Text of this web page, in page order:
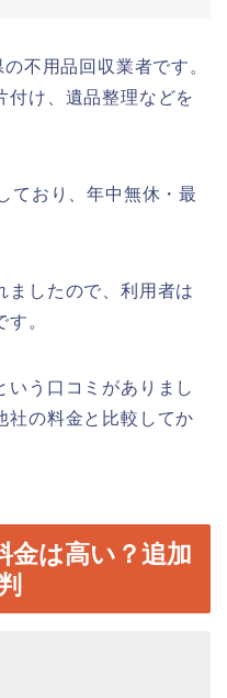
不用品回収業者です。
付け、遺品整理などを
ており、年中無休・最
ましたので、利用者は
。
いう口コミがありまし
社の料金と比較してか
金は高い？追加